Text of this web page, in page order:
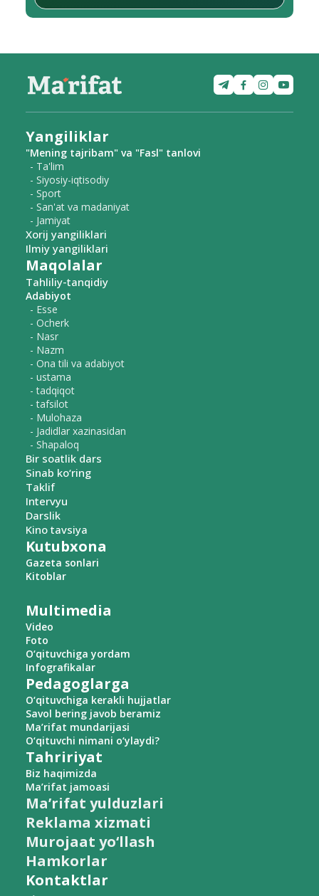
Yangiliklar
"Mening tajribam" va "Fasl" tanlovi
- Ta'lim
- Siyosiy-iqtisodiy
- Sport
- San'at va madaniyat
- Jamiyat
Xorij yangiliklari
Ilmiy yangiliklari
Maqolalar
Tahliliy-tanqidiy
Adabiyot
- Esse
- Ocherk
- Nasr
- Nazm
- Ona tili va adabiyot
- ustama
- tadqiqot
- tafsilot
- Mulohaza
- Jadidlar xazinasidan
- Shapaloq
Bir soatlik dars
Sinab ko‘ring
Taklif
Intervyu
Darslik
Kino tavsiya
Kutubxona
Gazeta sonlari
Kitoblar
Multimedia
Video
Foto
O‘qituvchiga yordam
Infografikalar
Pedagoglarga
O‘qituvchiga kerakli hujjatlar
Savol bering javob beramiz
Ma’rifat mundarijasi
O‘qituvchi nimani o‘ylaydi?
Tahririyat
Biz haqimizda
Ma’rifat jamoasi
Ma’rifat yulduzlari
Reklama xizmati
Murojaat yo‘llash
Hamkorlar
Kontaktlar